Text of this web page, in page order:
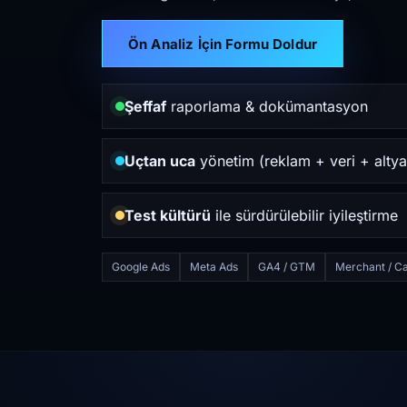
Ön Analiz İçin Formu Doldur
Şeffafraporlama & dokümantasyon
Uçtan uca yönetim (reklam + veri +
Test kültürü ile sürdürülebilir iyileştirme
Google Ads Meta Ads GA4 / GTM Merchant /